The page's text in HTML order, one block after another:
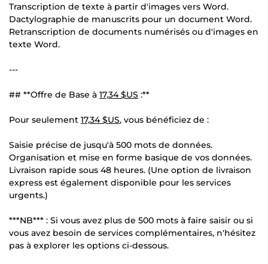
Transcription de texte à partir d'images vers Word.
Dactylographie de manuscrits pour un document Word.
Retranscription de documents numérisés ou d'images en
texte Word.
---
## **Offre de Base à 17,34 $US :**
Pour seulement 17,34 $US, vous bénéficiez de :
Saisie précise de jusqu'à 500 mots de données.
Organisation et mise en forme basique de vos données.
Livraison rapide sous 48 heures. (Une option de livraison
express est également disponible pour les services
urgents.)
***NB*** : Si vous avez plus de 500 mots à faire saisir ou si
vous avez besoin de services complémentaires, n'hésitez
pas à explorer les options ci-dessous.